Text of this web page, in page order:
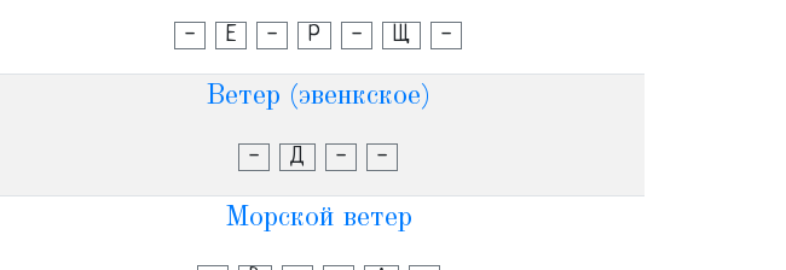
- Е - Р - Щ -
Ветер (эвенкское)
- Д - -
Морской ветер